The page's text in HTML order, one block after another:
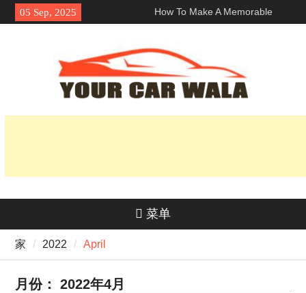
Skip
to
05 Sep, 2025
How To Make A Memorable
First Impression With A 洛杉矶
探索车辆运输服务中的环保选项
揭开它的魅力：为什么本田 Navi
深受骑手欢迎？
菜单
家 2022 April
月份： 2022年4月